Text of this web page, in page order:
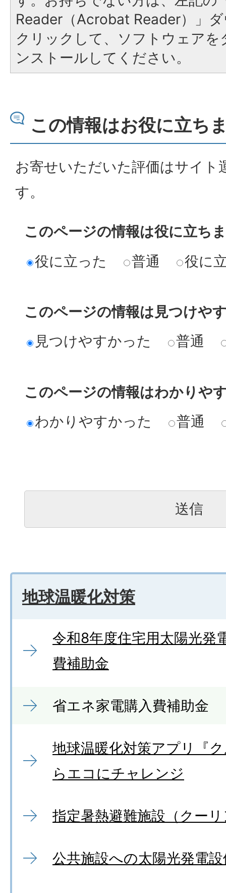
Reader（Acrobat Reader）」
クリックして、ソフトウェア
ンストールしてください。
この情報はお役に立ち
お寄せいただいた評価はサイト
す。
このページの情報は役に立ち
役に立った
普通 役に
このページの情報は見つけや
見つけやすかった
普通
このページの情報はわかりや
わかりやすかった
普通
地球温暖化対策
令和8年度住宅用太陽光発
費補助金
省エネ家電購入費補助金
地球温暖化対策アプリ『
らエコにチャレンジ
指定暑熱避難施設（クー
公共施設への太陽光発電